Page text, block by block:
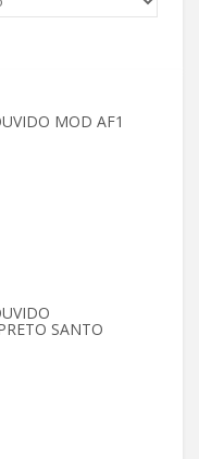
MOD AF1
SANTO